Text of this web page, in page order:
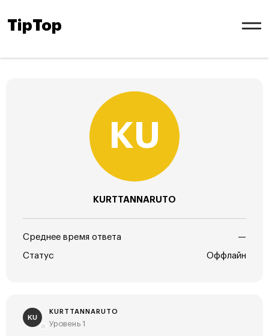
TipTop
KURTTANNARUTO
Среднее время ответа —
Статус Оффлайн
KU
KURTTANNARUTO
Уровень 1